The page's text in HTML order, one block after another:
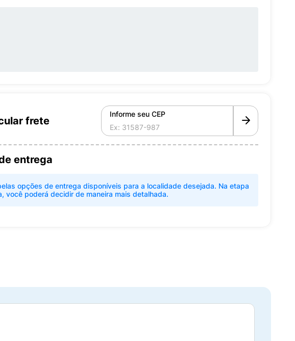
frete
Informe seu CEP
entrega
opções de entrega disponíveis para a localidade desejada. Na etapa
você poderá decidir de maneira mais detalhada.